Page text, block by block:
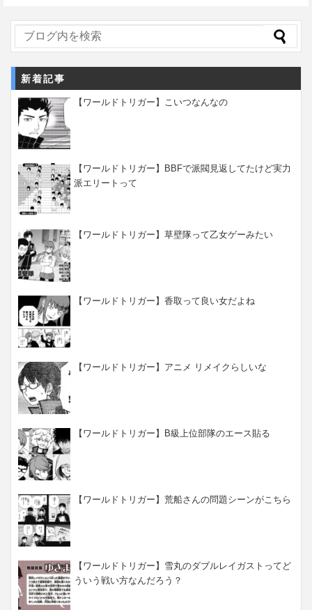
新着記事
【ワールドトリガー】こいつなんなの
【ワールドトリガー】BBFで派閥見返してたけど実力
派エリートって
【ワールドトリガー】草壁隊って乙女ゲーみたい
【ワールドトリガー】香取って良い女だよね
【ワールドトリガー】アニメ リメイクらしいな
【ワールドトリガー】B級上位部隊のエース貼る
【ワールドトリガー】荒船さんの問題シーンがこちら
【ワールドトリガー】雪丸のダブルレイガストってど
ういう戦い方なんだろう？